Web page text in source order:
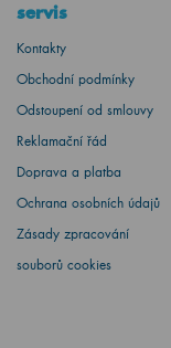
servis
Kontakty
Obchodní podmínky
Odstoupení od smlouvy
Reklamační řád
Doprava a platba
Ochrana osobních údajů
Zásady zpracování
souborů cookies